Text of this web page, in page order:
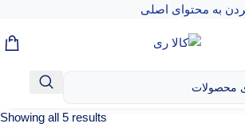
به محتوای اصلی
Showing all 5 results